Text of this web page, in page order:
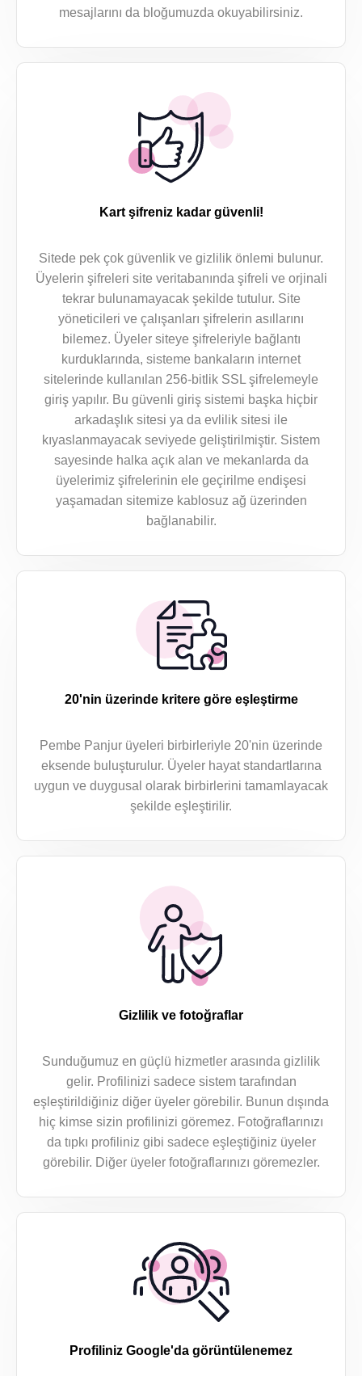
mesajlarını da bloğumuzda okuyabilirsiniz.
Kart şifreniz kadar güvenli!
Sitede pek çok güvenlik ve gizlilik önlemi bulunur.
Üyelerin şifreleri site veritabanında şifreli ve orjinali
tekrar bulunamayacak şekilde tutulur. Site
yöneticileri ve çalışanları şifrelerin asıllarını
bilemez. Üyeler siteye şifreleriyle bağlantı
kurduklarında, sisteme bankaların internet
sitelerinde kullanılan 256-bitlik SSL şifrelemeyle
giriş yapılır. Bu güvenli giriş sistemi başka hiçbir
arkadaşlık sitesi ya da evlilik sitesi ile
kıyaslanmayacak seviyede geliştirilmiştir. Sistem
sayesinde halka açık alan ve mekanlarda da
üyelerimiz şifrelerinin ele geçirilme endişesi
yaşamadan sitemize kablosuz ağ üzerinden
bağlanabilir.
20'nin üzerinde kritere göre eşleştirme
Pembe Panjur üyeleri birbirleriyle 20'nin üzerinde
eksende buluşturulur. Üyeler hayat standartlarına
uygun ve duygusal olarak birbirlerini tamamlayacak
şekilde eşleştirilir.
Gizlilik ve fotoğraflar
Sunduğumuz en güçlü hizmetler arasında gizlilik
gelir. Profilinizi sadece sistem tarafından
eşleştirildiğiniz diğer üyeler görebilir. Bunun dışında
hiç kimse sizin profilinizi göremez. Fotoğraflarınızı
da tıpkı profiliniz gibi sadece eşleştiğiniz üyeler
görebilir. Diğer üyeler fotoğraflarınızı göremezler.
Profiliniz Google'da görüntülenemez